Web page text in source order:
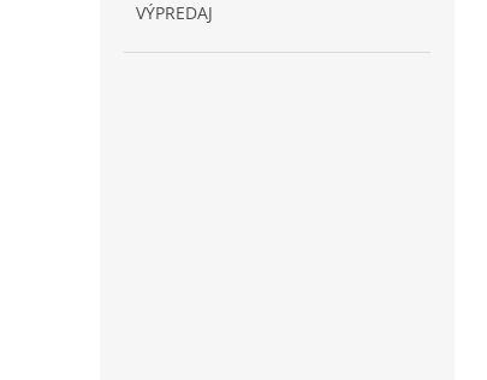
VÝPREDAJ